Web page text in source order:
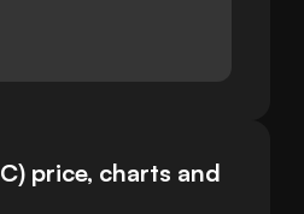
price, charts and